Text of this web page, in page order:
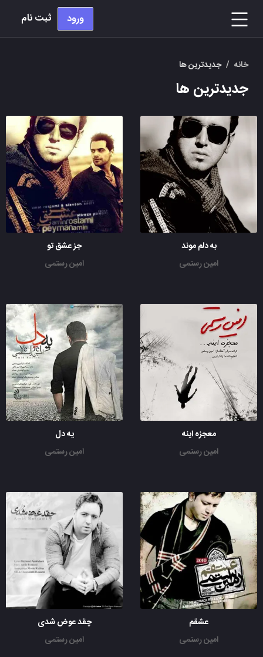
ورود ثبت نام
خانه / جدیدترین ها
جدیدترین ها
به دلم موند
امین رستمی
جز عشق تو
امین رستمی
معجزه اینه
امین رستمی
یه دل
امین رستمی
عشقم
امین رستمی
چقد عوض شدی
امین رستمی